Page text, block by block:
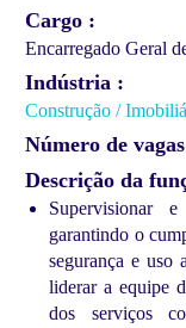
Cargo
Encarregado Geral
Indústria
Construção /
Número de vagas
Descrição da
Supervisionar
garantindo o
segurança e uso
liderar a equipe
dos serviços